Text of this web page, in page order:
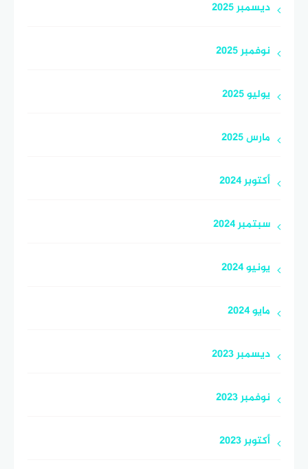
ديسمبر 2025
نوفمبر 2025
يوليو 2025
مارس 2025
أكتوبر 2024
سبتمبر 2024
يونيو 2024
مايو 2024
ديسمبر 2023
نوفمبر 2023
أكتوبر 2023